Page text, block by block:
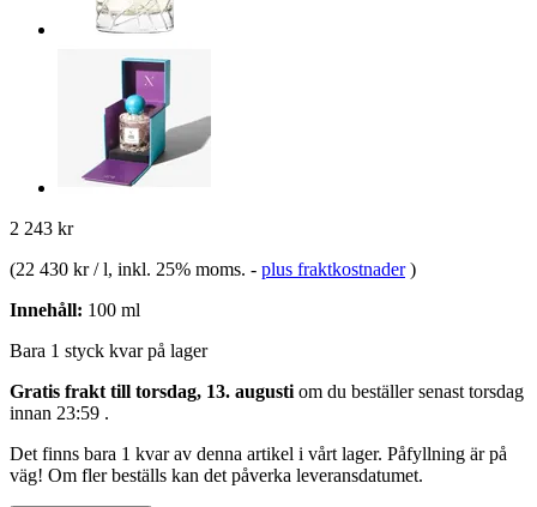
2 243 kr
(22 430 kr / l, inkl. 25% moms. - plus fraktkostnader )
Innehåll: 100 ml
Bara 1 styck kvar på lager
Gratis frakt till torsdag, 13. augusti om du beställer senast torsdag
innan 23:59 .
Det finns bara 1 kvar av denna artikel i vårt lager. Påfyllning är på
väg! Om fler beställs kan det påverka leveransdatumet.